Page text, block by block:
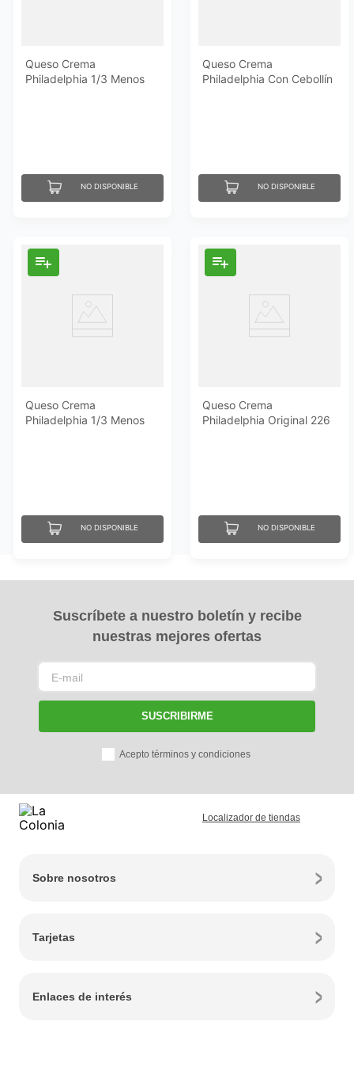
Queso Crema
Philadelphia 1/3 Menos
NO DISPONIBLE
Queso Crema
Philadelphia Con Cebollín
NO DISPONIBLE
Queso Crema
Philadelphia 1/3 Menos
NO DISPONIBLE
Queso Crema
Philadelphia Original 226
NO DISPONIBLE
Suscríbete a nuestro boletín y recibe
nuestras mejores ofertas
SUSCRIBIRME
Acepto términos y condiciones
Localizador de tiendas
Sobre nosotros
Tarjetas
Enlaces de interés